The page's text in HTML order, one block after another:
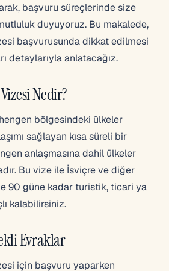
başvuru süreçlerinde size
duyuyoruz. Bu makalede,
başvurusunda dikkat edilmesi
detaylarıyla anlatacağız.
Nedir?
bölgesindeki ülkeler
sağlayan kısa süreli bir
anlaşmasına dahil ülkeler
Bu vize ile İsviçre ve diğer
90 güne kadar turistik, ticari ya
kalabilirsiniz.
Evraklar
için başvuru yaparken